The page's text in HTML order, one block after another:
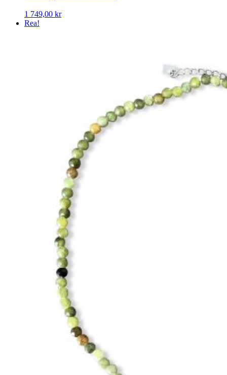
1 749,00 kr
Rea!